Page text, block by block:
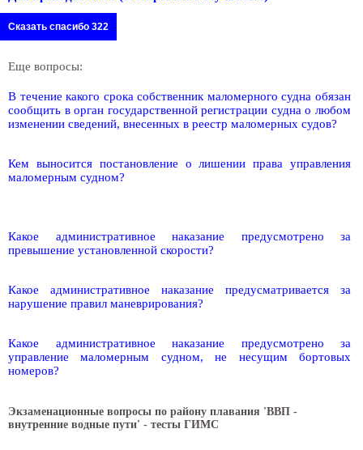
Сказать спасибо 322
Еще вопросы:
В течение какого срока собственник маломерного судна обязан
сообщить в орган государственной регистрации судна о любом
изменении сведений, внесенных в реестр маломерных судов?
Кем выносится постановление о лишении права управления
маломерным судном?
Какое административное наказание предусмотрено за
превышение установленной скорости?
Какое административное наказание предусматривается за
нарушение правил маневрирования?
Какое административное наказание предусмотрено за
управление маломерным судном, не несущим бортовых
номеров?
Экзаменационные вопросы по району плавания 'ВВП -
внутренние водные пути' - тесты ГИМС